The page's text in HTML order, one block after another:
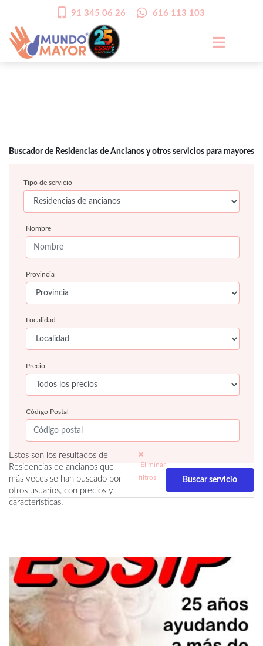
91 345 06 26 616 113 103
Buscador de Residencias de Ancianos y otros servicios para mayores
Tipo de servicio
Nombre
Provincia
Localidad
Precio
Código Postal
Estos son los resultados de
Residencias de ancianos que
más veces se han buscado por
otros usuarios, con precios y
características.
Eliminar
filtros